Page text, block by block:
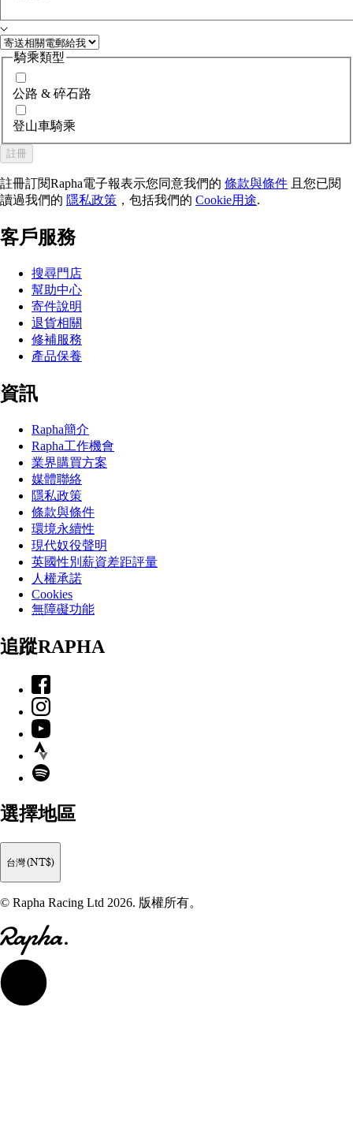
騎乘類型
公路 & 碎石路
登山車騎乘
註冊
註冊訂閱Rapha電子報表示您同意我們的 條款與條件 且您已閱
讀過我們的 隱私政策 ，包括我們的 Cookie用途.
客戶服務
搜尋門店
幫助中心
寄件說明
退貨相關
修補服務
產品保養
資訊
Rapha簡介
Rapha工作機會
業界購買方案
媒體聯絡
隱私政策
條款與條件
環境永續性
現代奴役聲明
英國性別薪資差距評量
人權承諾
Cookies
無障礙功能
追蹤RAPHA
Facebook
Instagram
YouTube
Strava
Spotify
選擇地區
台灣 (NT$)
© Rapha Racing Ltd 2026. 版權所有。